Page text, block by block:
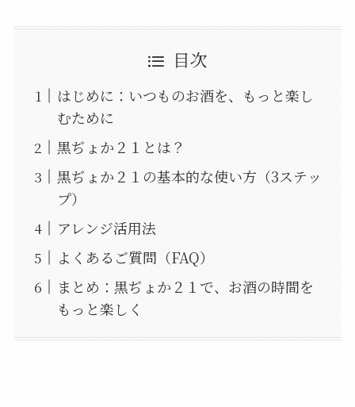
目次
はじめに：いつものお酒を、もっと楽し
むために
黒ぢょか２１とは？
黒ぢょか２１の基本的な使い方（3ステッ
プ）
アレンジ活用法
よくあるご質問（FAQ）
まとめ：黒ぢょか２１で、お酒の時間を
もっと楽しく